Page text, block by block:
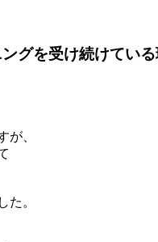
グを受け続けてい
が、
た。